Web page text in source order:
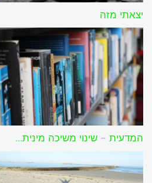
יצאתי מזה
המדעית – שינוי משיכה מינית…